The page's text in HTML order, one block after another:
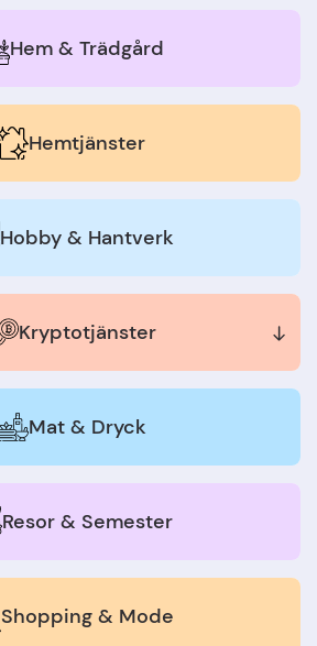
Hem & Trädgård
Hemtjänster
Hobby & Hantverk
Kryptotjänster
Mat & Dryck
Resor & Semester
Shopping & Mode